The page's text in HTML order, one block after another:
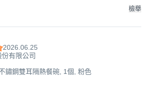
檢舉
2026.06.25
有限公司
鏽鋼雙耳隔熱餐碗, 1個, 粉色